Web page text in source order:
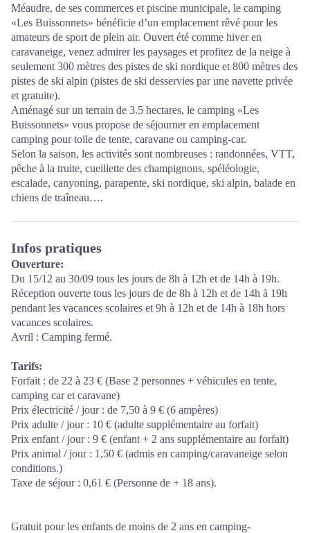
Méaudre, de ses commerces et piscine municipale, le camping
«Les Buissonnets» bénéficie d’un emplacement rêvé pour les
amateurs de sport de plein air. Ouvert été comme hiver en
caravaneige, venez admirer les paysages et profitez de la neige à
seulement 300 mètres des pistes de ski nordique et 800 mètres des
pistes de ski alpin (pistes de ski desservies par une navette privée
et gratuite).
Aménagé sur un terrain de 3.5 hectares, le camping «Les
Buissonnets» vous propose de séjourner en emplacement
camping pour toile de tente, caravane ou camping-car.
Selon la saison, les activités sont nombreuses : randonnées, VTT,
pêche à la truite, cueillette des champignons, spéléologie,
escalade, canyoning, parapente, ski nordique, ski alpin, balade en
chiens de traîneau….
Infos pratiques
Ouverture:
Du 15/12 au 30/09 tous les jours de 8h à 12h et de 14h à 19h.
Réception ouverte tous les jours de de 8h à 12h et de 14h à 19h
pendant les vacances scolaires et 9h à 12h et de 14h à 18h hors
vacances scolaires.
Avril : Camping fermé.
Tarifs:
Forfait : de 22 à 23 € (Base 2 personnes + véhicules en tente,
camping car et caravane)
Prix électricité / jour : de 7,50 à 9 € (6 ampères)
Prix adulte / jour : 10 € (adulte supplémentaire au forfait)
Prix enfant / jour : 9 € (enfant + 2 ans supplémentaire au forfait)
Prix animal / jour : 1,50 € (admis en camping/caravaneige selon
conditions.)
Taxe de séjour : 0,61 € (Personne de + 18 ans).
Gratuit pour les enfants de moins de 2 ans en camping-